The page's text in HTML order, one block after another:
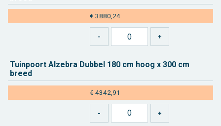
€ 3880,24
Tuin­poort Al­ze­bra Dub­bel 180 cm hoog x 300 cm
breed
€ 4342,91